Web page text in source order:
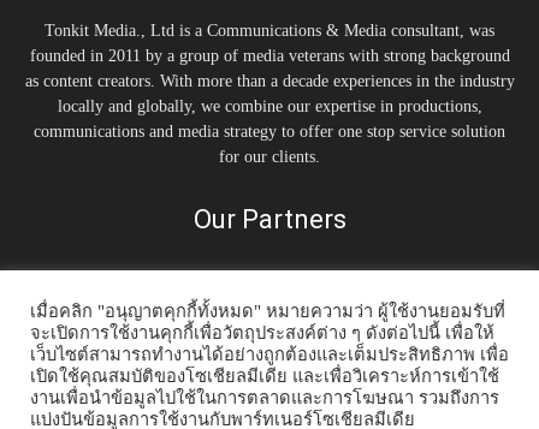
Tonkit Media., Ltd is a Communications & Media consultant, was
founded in 2011 by a group of media veterans with strong background
as content creators. With more than a decade experiences in the industry
locally and globally, we combine our expertise in productions,
communications and media strategy to offer one stop service solution
for our clients.
Our Partners
Home Tonkit TV Podcast คนต้นคิด Work & Living
เมื่อคลิก "อนุญาตคุกกี้ทั้งหมด" หมายความว่า ผู้ใช้งานยอมรับที่
จะเปิดการใช้งานคุกกี้เพื่อวัตถุประสงค์ต่าง ๆ ดังต่อไปนี้ เพื่อให้
เว็บไซต์สามารถทำงานได้อย่างถูกต้องและเต็มประสิทธิภาพ เพื่อ
เปิดใช้คุณสมบัติของโซเชียลมีเดีย และเพื่อวิเคราะห์การเข้าใช้
งานเพื่อนำข้อมูลไปใช้ในการตลาดและการโฆษณา รวมถึงการ
แบ่งปันข้อมูลการใช้งานกับพาร์ทเนอร์โซเชียลมีเดีย